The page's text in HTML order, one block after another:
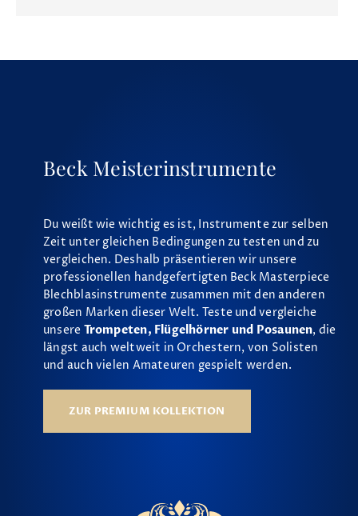
Beck Meisterinstrumente
Du weißt wie wichtig es ist, Instrumente zur selben
Zeit unter gleichen Bedingungen zu testen und zu
vergleichen. Deshalb präsentieren wir unsere
professionellen handgefertigten Beck Masterpiece
Blechblasinstrumente zusammen mit den anderen
großen Marken dieser Welt. Teste und vergleiche
unsere Trompeten, Flügelhörner und Posaunen, die
längst auch weltweit in Orchestern, von Solisten
und auch vielen Amateuren gespielt werden.
ZUR PREMIUM KOLLEKTION